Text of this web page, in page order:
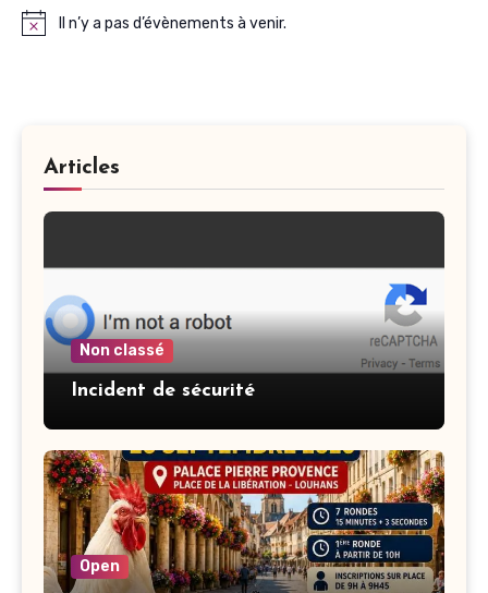
Notice Il n’y a pas d’évènements à venir.
Articles
Non classé
Incident de sécurité
Open